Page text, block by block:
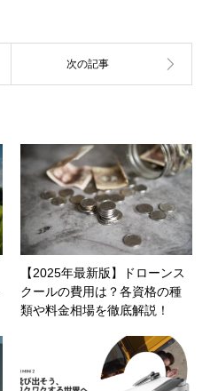
【2025年最新版】ドローンス
クールの費用は？各資格の種
類や料金相場を徹底解説！